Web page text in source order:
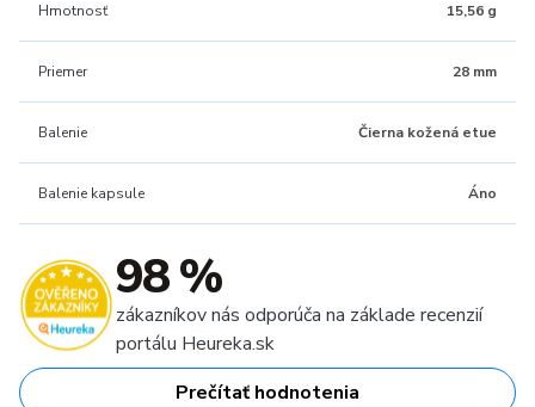
Hmotnosť 15,56 g
Priemer 28 mm
Balenie Čierna kožená etue
Balenie kapsule Áno
98 %
zákazníkov nás odporúča na základe recenzií
portálu Heureka.sk
Prečítať hodnotenia